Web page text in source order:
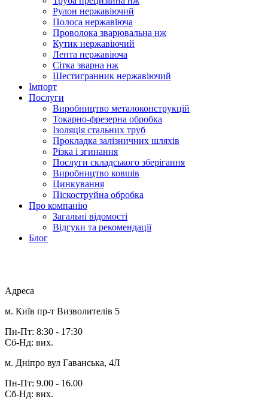
Рулон нержавіючий
Полоса нержавіюча
Проволока зварювальна нж
Кутик нержавіючий
Лента нержавіюча
Сітка зварна нж
Шестигранник нержавіючий
Імпорт
Послуги
Виробництво металоконструкцій
Токарно-фрезерна обробка
Ізоляція стальних труб
Прокладка залізничних шляхів
Різка і згинання
Послуги складського зберігання
Виробництво ковшів
Цинкування
Піскоструйна обробка
Про компанію
Загальні відомості
Відгуки та рекомендації
Блог
Адреса
м. Київ пр-т Визволителів 5
Пн-Пт: 8:30 - 17:30
Сб-Нд: вих.
м. Дніпро вул Гаванська, 4Л
Пн-Пт: 9.00 - 16.00
Сб-Нд: вих.